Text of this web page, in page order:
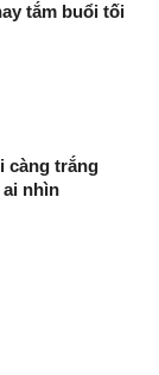
tắm buổi tối
càng trắng
ai nhìn